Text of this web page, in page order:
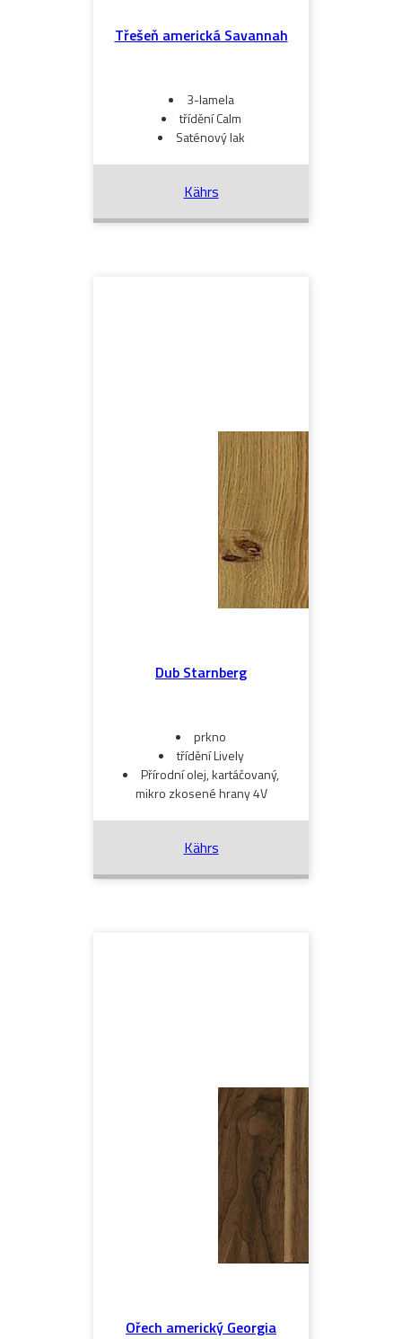
Třešeň americká Savannah
3-lamela
třídění Calm
Saténový lak
Kährs
Dub Starnberg
prkno
třídění Lively
Přírodní olej, kartáčovaný,
mikro zkosené hrany 4V
Kährs
Ořech americký Georgia